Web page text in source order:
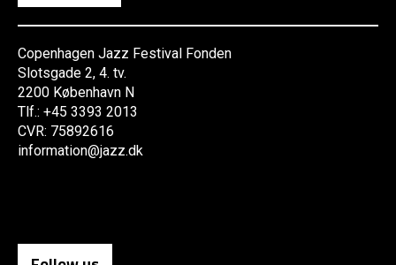
Copenhagen Jazz Festival Fonden
Slotsgade 2, 4. tv.
2200 København N
Tlf.: +45 3393 2013
CVR: 75892616
information@jazz.dk